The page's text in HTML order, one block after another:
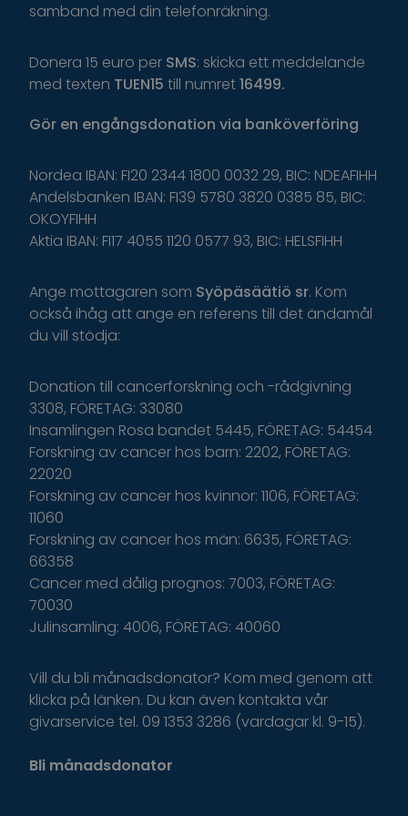
samband med din telefonräkning.
Donera 15 euro per SMS: skicka ett meddelande
med texten TUEN15 till numret16499.
Gör en engångsdonation via banköverföring
Nordea IBAN: FI20 2344 1800 0032 29, BIC: NDEAFIHH
Andelsbanken IBAN: FI39 5780 3820 0385 85, BIC:
OKOYFIHH
Aktia IBAN: FI17 4055 1120 0577 93, BIC: HELSFIHH
Ange mottagaren som Syöpäsäätiö sr. Kom
också ihåg att ange en referens till det ändamål
du vill stödja:
Donation till cancerforskning och -rådgivning
3308, FÖRETAG: 33080
Insamlingen Rosa bandet 5445, FÖRETAG: 54454
Forskning av cancer hos barn: 2202, FÖRETAG:
22020
Forskning av cancer hos kvinnor: 1106, FÖRETAG:
11060
Forskning av cancer hos män: 6635, FÖRETAG:
66358
Cancer med dålig prognos: 7003, FÖRETAG:
70030
Julinsamling: 4006, FÖRETAG: 40060
Vill du bli månadsdonator? Kom med genom att
klicka på länken. Du kan även kontakta vår
givarservice tel. 09 1353 3286 (vardagar kl. 9-15).
Bli månadsdonator